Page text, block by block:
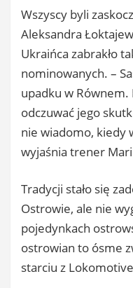
Wszyscy byli
Aleksandra
Ukraińca zabrakło
nominowanych. –
upadku w Równem.
odczuwać jego
nie wiadomo, kiedy
wyjaśnia trener
Tradycji stało się
Ostrowie, ale nie
pojedynkach
ostrowian to ósme
starciu z